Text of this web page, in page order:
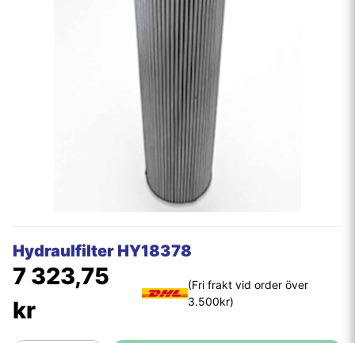
Hydraulfilter HY18378
7 323,75
kr